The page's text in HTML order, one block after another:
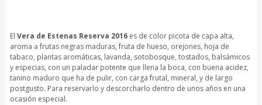
El Vera de Estenas Reserva 2016es de color picota de capa alta,
aroma a frutas negras maduras, fruta de hueso, orejones, hoja de
tabaco, plantas aromáticas, lavanda, sotobosque, tostados, balsámicos
y especias, con un paladar potente que llena la boca, con buena acidez,
tanino maduro que ha de pulir, con carga frutal, mineral, y de largo
postgusto. Para reservarlo y descorcharlo dentro de unos años en una
ocasión especial.